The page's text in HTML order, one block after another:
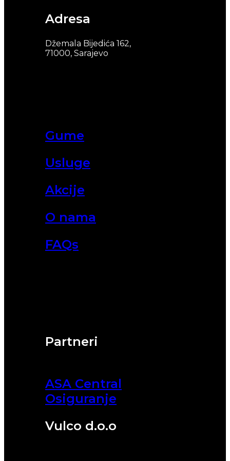
Partneri
ASA Central
Osiguranje
Vulco d.o.o
Gume
Usluge
Akcije
O nama
FAQs
Adresa
Džemala Bijedića 162,
71000, Sarajevo